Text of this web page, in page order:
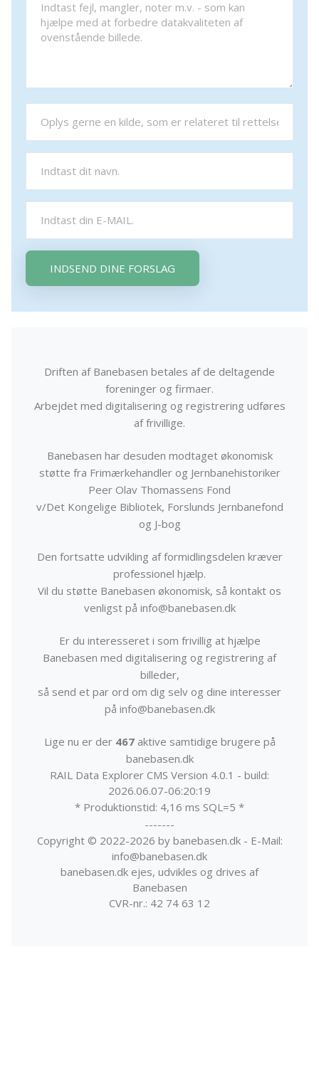
INDSEND DINE FORSLAG
Driften af Banebasen betales af de deltagende
foreninger og firmaer.
Arbejdet med digitalisering og registrering udføres
af frivillige.
Banebasen har desuden modtaget økonomisk
støtte fra Frimærkehandler og Jernbanehistoriker
Peer Olav Thomassens Fond
v/Det Kongelige Bibliotek, Forslunds Jernbanefond
og J-bog
Den fortsatte udvikling af formidlingsdelen kræver
professionel hjælp.
Vil du støtte Banebasen økonomisk, så kontakt os
venligst på info@banebasen.dk
Er du interesseret i som frivillig at hjælpe
Banebasen med digitalisering og registrering af
billeder,
så send et par ord om dig selv og dine interesser
på info@banebasen.dk
Lige nu er der 467aktive samtidige brugere på
banebasen.dk
RAIL Data Explorer CMS Version 4.0.1 - build:
2026.06.07-06:20:19
* Produktionstid: 4,16 ms SQL=5 *
-------
Copyright © 2022-2026 by banebasen.dk - E-Mail:
info@banebasen.dk
banebasen.dk ejes, udvikles og drives af
Banebasen
CVR-nr.: 42 74 63 12